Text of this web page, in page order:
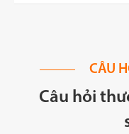
CÂU
Câu hỏi